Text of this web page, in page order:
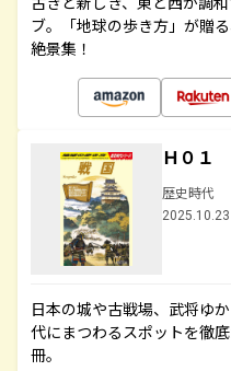
ブ。「地球の歩き方」が贈
絶景集！
Ｈ０１
歴史時代
日本の城や古戦場、武将ゆ
代にまつわるスポットを徹
冊。